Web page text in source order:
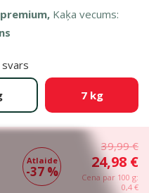
Kaķa vecums:
7 kg
Atlaide
-37 %
39,99 €
24,98 €
Cena par 100 g:
0,4 €